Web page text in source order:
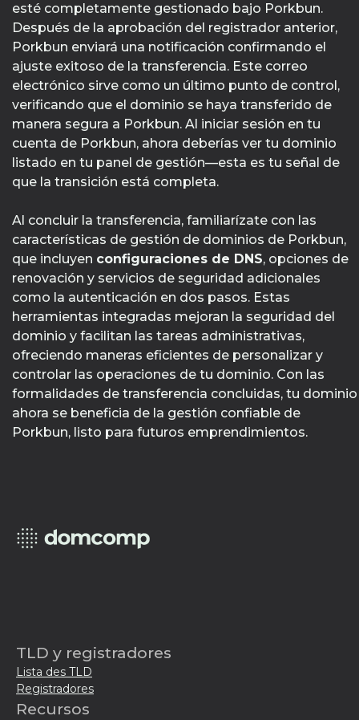
esté completamente gestionado bajo Porkbun.
Después de la aprobación del registrador anterior,
Porkbun enviará una notificación confirmando el
ajuste exitoso de la transferencia. Este correo
electrónico sirve como un último punto de control,
verificando que el dominio se haya transferido de
manera segura a Porkbun. Al iniciar sesión en tu
cuenta de Porkbun, ahora deberías ver tu dominio
listado en tu panel de gestión—esta es tu señal de
que la transición está completa.
Al concluir la transferencia, familiarízate con las
características de gestión de dominios de Porkbun,
que incluyen configuraciones de DNS, opciones de
renovación y servicios de seguridad adicionales
como la autenticación en dos pasos. Estas
herramientas integradas mejoran la seguridad del
dominio y facilitan las tareas administrativas,
ofreciendo maneras eficientes de personalizar y
controlar las operaciones de tu dominio. Con las
formalidades de transferencia concluidas, tu dominio
ahora se beneficia de la gestión confiable de
Porkbun, listo para futuros emprendimientos.
TLD y registradores
Lista des TLD
Registradores
Recursos